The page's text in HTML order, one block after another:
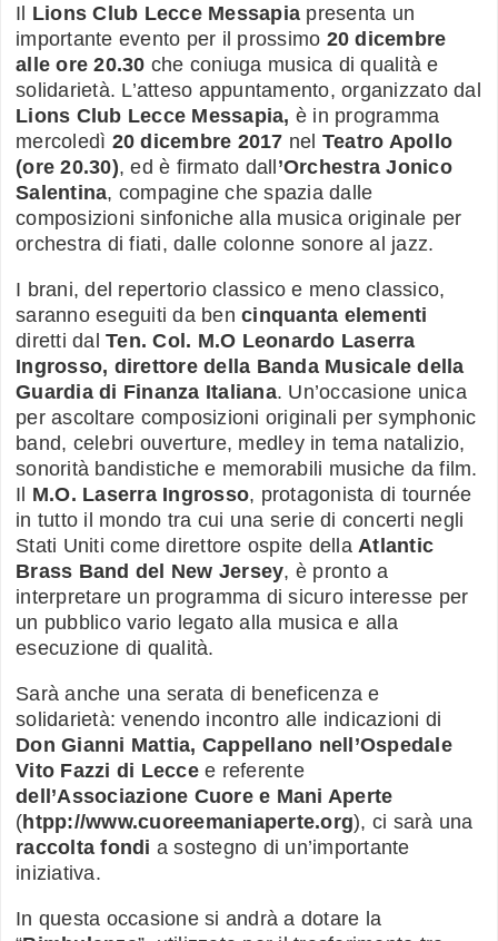
Il Lions Club Lecce Messapia presenta un
importante evento per il prossimo 20 dicembre
alle ore 20.30 che coniuga musica di qualità e
solidarietà. L’atteso appuntamento, organizzato dal
Lions Club Lecce Messapia, è in programma
mercoledì 20 dicembre 2017 nel Teatro Apollo
(ore 20.30), ed è firmato dall’Orchestra Jonico
Salentina, compagine che spazia dalle
composizioni sinfoniche alla musica originale per
orchestra di fiati, dalle colonne sonore al jazz.
I brani, del repertorio classico e meno classico,
saranno eseguiti da ben cinquanta elementi
diretti dal Ten. Col. M.O Leonardo Laserra
Ingrosso, direttore della Banda Musicale della
Guardia di Finanza Italiana. Un’occasione unica
per ascoltare composizioni originali per symphonic
band, celebri ouverture, medley in tema natalizio,
sonorità bandistiche e memorabili musiche da film.
Il M.O. Laserra Ingrosso, protagonista di tournée
in tutto il mondo tra cui una serie di concerti negli
Stati Uniti come direttore ospite della Atlantic
Brass Band del New Jersey, è pronto a
interpretare un programma di sicuro interesse per
un pubblico vario legato alla musica e alla
esecuzione di qualità.
Sarà anche una serata di beneficenza e
solidarietà: venendo incontro alle indicazioni di
Don Gianni Mattia, Cappellano nell’Ospedale
Vito Fazzi di Leccee referente
dell’Associazione Cuore e Mani Aperte
(htpp://www.cuoreemaniaperte.org), ci sarà una
raccolta fondi a sostegno di un’importante
iniziativa.
In questa occasione si andrà a dotare la